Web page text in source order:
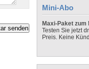
Mini-Abo
Maxi-Paket zum
Testen Sie jetzt
Preis. Keine